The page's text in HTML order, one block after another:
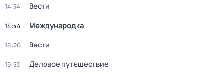
14:34 Вести
14:44 Международка
15:00 Вести
15:33 Деловое путешествие